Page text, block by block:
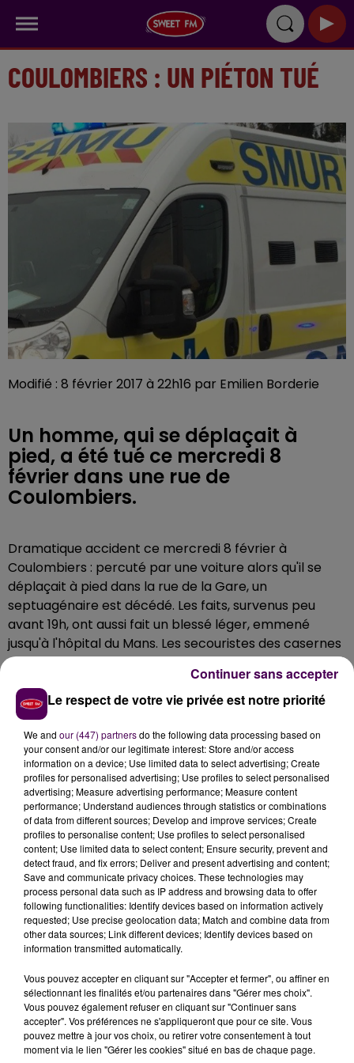
COULOMBIERS : UN PIÉTON TUÉ
Modifié : 8 février 2017 à 22h16 par Emilien Borderie
Un homme, qui se déplaçait à
pied, a été tué ce mercredi 8
février dans une rue de
Coulombiers.
Dramatique accident ce mercredi 8 février à
Coulombiers : percuté par une voiture alors qu'il se
déplaçait à pied dans la rue de la Gare, un
septuagénaire est décédé. Les faits, survenus peu
avant 19h, ont aussi fait un blessé léger, emmené
jusqu'à l'hôpital du Mans. Les secouristes des casernes
de Fresnay-sur-Sarthe et de Oisseau-le-Petit ont été
mobilisés, ainsi qu'un véhicule du SMUR de l'Orne.
À LA UNE
7 août 2026
Gagnez vos pass pour le V and B Fest' 2026 !
11 juillet 2026
Inscrivez-vous au casting The Voice & The Voice
Kids !
Le respect de votre vie privée est notre priorité
We and our (447) partnersdo the following data processing based on
your consent and/or our legitimate interest: Store and/or access
information on a device; Use limited data to select advertising; Create
profiles for personalised advertising; Use profiles to select personalised
advertising; Measure advertising performance; Measure content
performance; Understand audiences through statistics or combinations
of data from different sources; Develop and improve services; Create
profiles to personalise content; Use profiles to select personalised
content; Use limited data to select content; Ensure security, prevent and
detect fraud, and fix errors; Deliver and present advertising and content;
Save and communicate privacy choices. These technologies may
process personal data such as IP address and browsing data to offer
following functionalities: Identify devices based on information actively
requested; Use precise geolocation data; Match and combine data from
other data sources; Link different devices; Identify devices based on
information transmitted automatically.
Vous pouvez accepter en cliquant sur "Accepter et fermer", ou affiner en
sélectionnant les finalités et/ou partenaires dans "Gérer mes choix".
Vous pouvez également refuser en cliquant sur "Continuer sans
accepter". Vos préférences ne s'appliqueront que pour ce site. Vous
pouvez mettre à jour vos choix, ou retirer votre consentement à tout
moment via le lien "Gérer les cookies" situé en bas de chaque page.
Continuer sans accepter